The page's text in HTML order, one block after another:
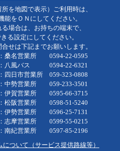
を地図で表示）ご利用時は、
をＯＮにしてください。
場合は、お持ちの端末で、
る設定にしてください。
せは下記までお願いします。
営業所 0594-22-0595
22-6321
市営業所 059-323-0808
中勢営業所 059-233-3501
賀営業所 0595-66-3715
阪営業所 0598-51-5240
営業所 0596-25-7131
営業所 0599-55-0215
営業所 0597-85-2196
ついて（サービス提供路線等）